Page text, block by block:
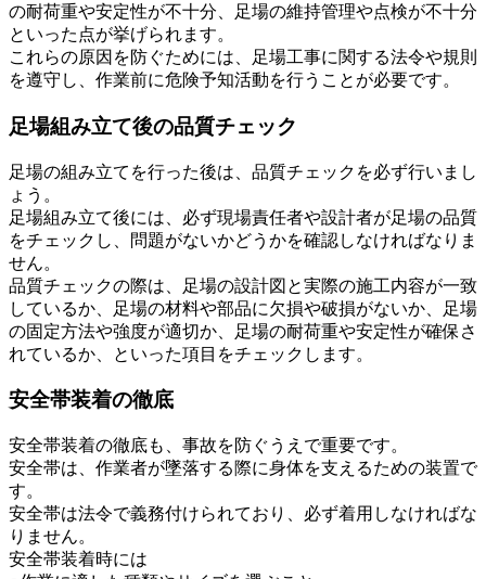
の耐荷重や安定性が不十分、足場の維持管理や点検が不十分
といった点が挙げられます。
これらの原因を防ぐためには、足場工事に関する法令や規則
を遵守し、作業前に危険予知活動を行うことが必要です。
足場組み立て後の品質チェック
足場の組み立てを行った後は、品質チェックを必ず行いまし
ょう。
足場組み立て後には、必ず現場責任者や設計者が足場の品質
をチェックし、問題がないかどうかを確認しなければなりま
せん。
品質チェックの際は、足場の設計図と実際の施工内容が一致
しているか、足場の材料や部品に欠損や破損がないか、足場
の固定方法や強度が適切か、足場の耐荷重や安定性が確保さ
れているか、といった項目をチェックします。
安全帯装着の徹底
安全帯装着の徹底も、事故を防ぐうえで重要です。
安全帯は、作業者が墜落する際に身体を支えるための装置で
す。
安全帯は法令で義務付けられており、必ず着用しなければな
りません。
安全帯装着時には